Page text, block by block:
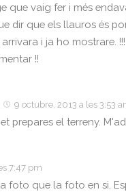
que vaig fer i més
dir que els llauros és
i ja ho mostrare. !!!
!!
9 octubre, 2013 a les 3:53
prepares el terreny.
7:47 pm
foto que la foto en si.